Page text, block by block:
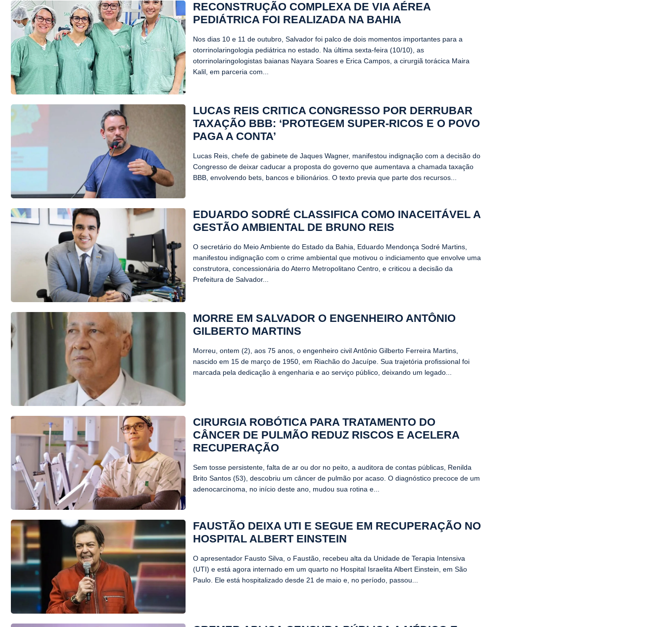
RECONSTRUÇÃO COMPLEXA DE VIA AÉREA
PEDIÁTRICA FOI REALIZADA NA BAHIA
Nos dias 10 e 11 de outubro, Salvador foi palco de dois momentos importantes para a
otorrinolaringologia pediátrica no estado. Na última sexta-feira (10/10), as
otorrinolaringologistas baianas Nayara Soares e Erica Campos, a cirurgiã torácica Maira
Kalil, em parceria com...
LUCAS REIS CRITICA CONGRESSO POR DERRUBAR
TAXAÇÃO BBB: ‘PROTEGEM SUPER-RICOS E O POVO
PAGA A CONTA’
Lucas Reis, chefe de gabinete de Jaques Wagner, manifestou indignação com a decisão do
Congresso de deixar caducar a proposta do governo que aumentava a chamada taxação
BBB, envolvendo bets, bancos e bilionários. O texto previa que parte dos recursos...
EDUARDO SODRÉ CLASSIFICA COMO INACEITÁVEL A
GESTÃO AMBIENTAL DE BRUNO REIS
O secretário do Meio Ambiente do Estado da Bahia, Eduardo Mendonça Sodré Martins,
manifestou indignação com o crime ambiental que motivou o indiciamento que envolve uma
construtora, concessionária do Aterro Metropolitano Centro, e criticou a decisão da
Prefeitura de Salvador...
MORRE EM SALVADOR O ENGENHEIRO ANTÔNIO
GILBERTO MARTINS
Morreu, ontem (2), aos 75 anos, o engenheiro civil Antônio Gilberto Ferreira Martins,
nascido em 15 de março de 1950, em Riachão do Jacuípe. Sua trajetória profissional foi
marcada pela dedicação à engenharia e ao serviço público, deixando um legado...
CIRURGIA ROBÓTICA PARA TRATAMENTO DO
CÂNCER DE PULMÃO REDUZ RISCOS E ACELERA
RECUPERAÇÃO
Sem tosse persistente, falta de ar ou dor no peito, a auditora de contas públicas, Renilda
Brito Santos (53), descobriu um câncer de pulmão por acaso. O diagnóstico precoce de um
adenocarcinoma, no início deste ano, mudou sua rotina e...
FAUSTÃO DEIXA UTI E SEGUE EM RECUPERAÇÃO NO
HOSPITAL ALBERT EINSTEIN
O apresentador Fausto Silva, o Faustão, recebeu alta da Unidade de Terapia Intensiva
(UTI) e está agora internado em um quarto no Hospital Israelita Albert Einstein, em São
Paulo. Ele está hospitalizado desde 21 de maio e, no período, passou...